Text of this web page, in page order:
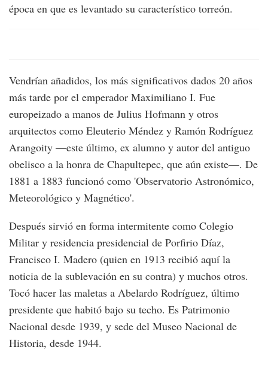
época en que es levantado su característico torreón.
Vendrían añadidos, los más significativos dados 20 años
más tarde por el emperador Maximiliano I. Fue
europeizado a manos de Julius Hofmann y otros
arquitectos como Eleuterio Méndez y Ramón Rodríguez
Arangoity —este último, ex alumno y autor del antiguo
obelisco a la honra de Chapultepec, que aún existe—. De
1881 a 1883 funcionó como 'Observatorio Astronómico,
Meteorológico y Magnético'.
Después sirvió en forma intermitente como Colegio
Militar y residencia presidencial de Porfirio Díaz,
Francisco I. Madero (quien en 1913 recibió aquí la
noticia de la sublevación en su contra) y muchos otros.
Tocó hacer las maletas a Abelardo Rodríguez, último
presidente que habitó bajo su techo. Es Patrimonio
Nacional desde 1939, y sede del Museo Nacional de
Historia, desde 1944.